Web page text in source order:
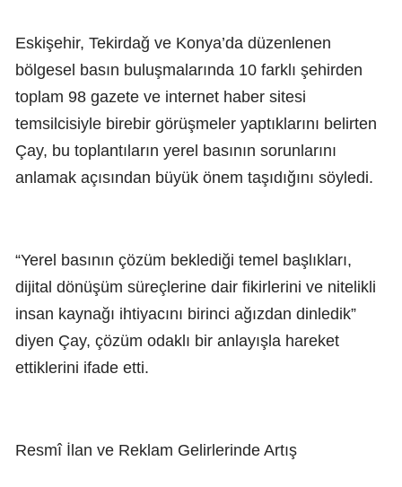
Eskişehir, Tekirdağ ve Konya’da düzenlenen
bölgesel basın buluşmalarında 10 farklı şehirden
toplam 98 gazete ve internet haber sitesi
temsilcisiyle birebir görüşmeler yaptıklarını belirten
Çay, bu toplantıların yerel basının sorunlarını
anlamak açısından büyük önem taşıdığını söyledi.
“Yerel basının çözüm beklediği temel başlıkları,
dijital dönüşüm süreçlerine dair fikirlerini ve nitelikli
insan kaynağı ihtiyacını birinci ağızdan dinledik”
diyen Çay, çözüm odaklı bir anlayışla hareket
ettiklerini ifade etti.
Resmî İlan ve Reklam Gelirlerinde Artış